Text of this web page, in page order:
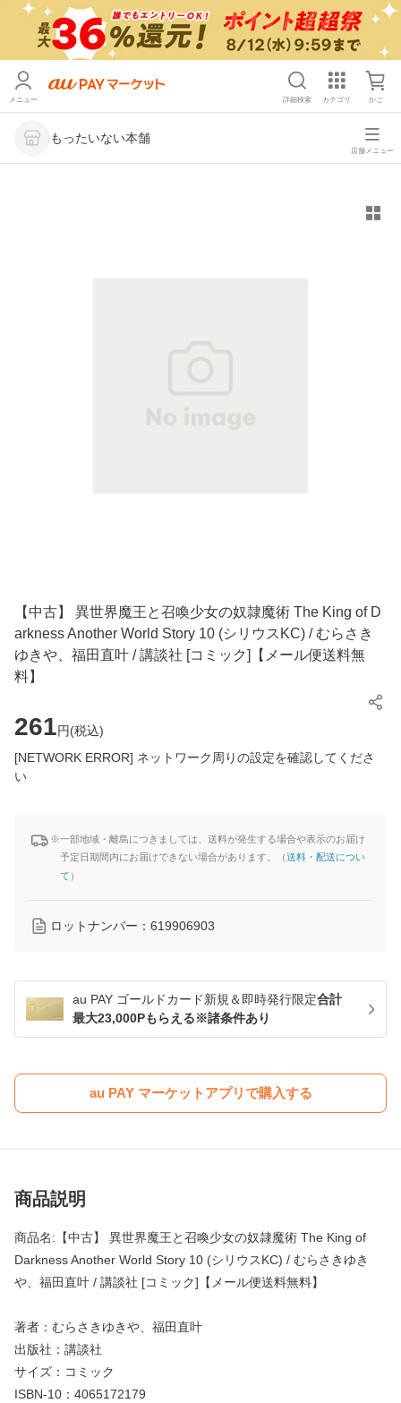
メニュー 詳細検索 カテゴリ かご
もったいない本舗
店舗メニュー
【中古】 異世界魔王と召喚少女の奴隷魔術 The King of D
arkness Another World Story 10 (シリウスKC) / むらさき
ゆきや、福田直叶 / 講談社 [コミック]【メール便送料無
料】
261円(税込)
[NETWORK ERROR] ネットワーク周りの設定を確認してくださ
い
※一部地域・離島につきましては、送料が発生する場合や表示のお届け
予定日期間内にお届けできない場合があります。（送料・配送につい
て ）
ロットナンバー： 619906903
au PAY ゴールドカード新規＆即時発行限定合計
最大23,000Pもらえる※諸条件あり
au PAY マーケットアプリで購入する
商品説明
商品名:【中古】 異世界魔王と召喚少女の奴隷魔術 The King of
Darkness Another World Story 10 (シリウスKC) / むらさきゆき
や、福田直叶 / 講談社 [コミック]【メール便送料無料】
著者：むらさきゆきや、福田直叶
出版社：講談社
サイズ：コミック
ISBN-10：4065172179